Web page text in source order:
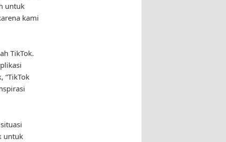
untuk
kami
TikTok.
“TikTok
untuk